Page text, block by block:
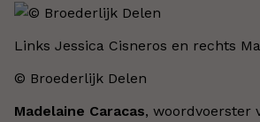
Links Jessica Cisneros en rechts
© Broederlijk Delen​
Madelaine Caracas, woordvoerster